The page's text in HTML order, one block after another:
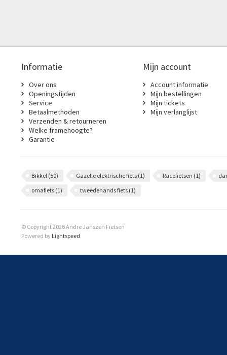
Informatie
Over ons
Openingstijden
Service
Betaalmethoden
Verzenden & retourneren
Welke framehoogte?
Garantie
Mijn account
Account informatie
Mijn bestellingen
Mijn tickets
Mijn verlanglijst
Bikkel (50) Gazelle elektrische fiets (1) Racefietsen (1)
omafiets (1) tweedehands fiets (1)
© Copyright 2026 Andre Janszen Fietsen
Powered by Lightspeed